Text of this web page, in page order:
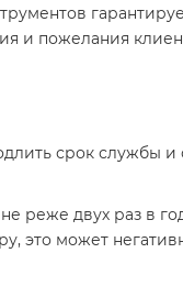
и пожелания
срок службы
реже двух раз в
это может